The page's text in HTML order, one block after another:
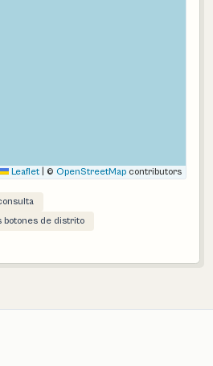
Leaflet © OpenStreetMap contributors
botones de distrito